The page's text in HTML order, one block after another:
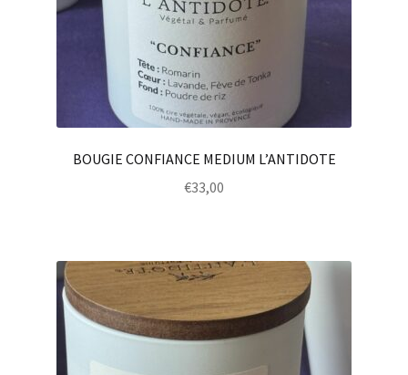
BOUGIE CONFIANCE MEDIUM L’ANTIDOTE
€33,00